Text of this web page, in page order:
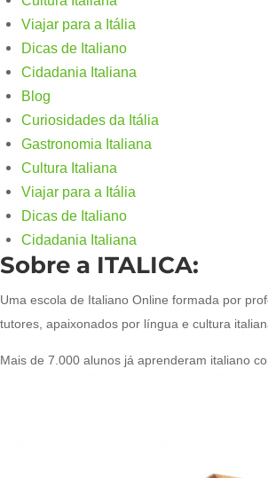
Viajar para a Itália
Dicas de Italiano
Cidadania Italiana
Blog
Curiosidades da Itália
Gastronomia Italiana
Cultura Italiana
Viajar para a Itália
Dicas de Italiano
Cidadania Italiana
Sobre a ITALICA:
Uma escola de Italiano Online formada por
tutores, apaixonados por língua e cultura
Mais de 7.000 alunos já aprenderam italiano